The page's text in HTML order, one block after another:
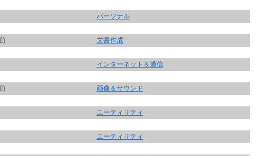
パーソナル
)
文書作成
インターネット＆通信
)
画像＆サウンド
ユーティリティ
ユーティリティ